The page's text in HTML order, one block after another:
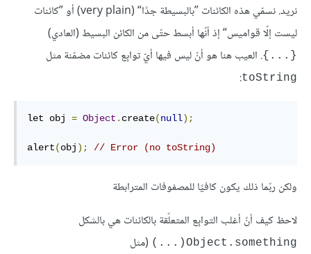
نريد. نسمّي هذه الكائنات ”بالبسيطة جدًا“ (very plain) أو ”كائنات
ليست إلّا قواميس“ إذ أنّها أبسط حتّى من الكائن البسيط (العادي)
{...}. العيب هنا هو أنّ ليس فيها أيّ توابِع كائنات مضمّنة مثل
toString
:
let obj = Object . create(null);
alert(obj ); // Error (no toString)
ولكن ربّما ذلك يكون كافيًا للمصفوفات المترابطة
لاحظ كيف أنّ أغلب التوابِع المتعلّقة بالكائنات هي بالشكل
Object.something(...) (مثل